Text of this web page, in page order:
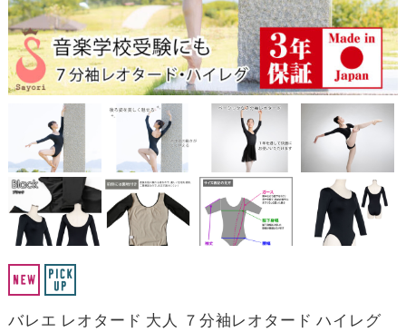
バレエ レオタード 大人 ７分袖レオタード ハイレグ